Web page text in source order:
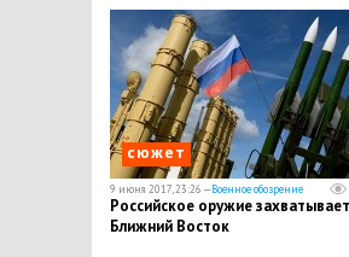
сюжет
9 июня 2017, 23:26 —Военное обозрение
Российское оружие захватывает
Ближний Восток